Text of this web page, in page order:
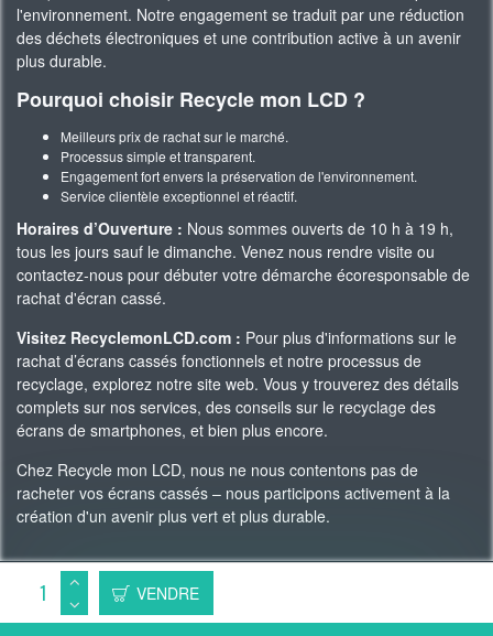
VENDRE
l'environnement. Notre engagement se traduit par une réduction
des déchets électroniques et une contribution active à un avenir
plus durable.
Pourquoi choisir Recycle mon LCD ?
Meilleurs prix de rachat sur le marché.
Processus simple et transparent.
Engagement fort envers la préservation de l'environnement.
Service clientèle exceptionnel et réactif.
Horaires d’Ouverture : Nous sommes ouverts de 10 h à 19 h,
tous les jours sauf le dimanche. Venez nous rendre visite ou
contactez-nous pour débuter votre démarche écoresponsable de
rachat d'écran cassé.
Visitez RecyclemonLCD.com : Pour plus d'informations sur le
rachat d’écrans cassés fonctionnels et notre processus de
recyclage, explorez notre site web. Vous y trouverez des détails
complets sur nos services, des conseils sur le recyclage des
écrans de smartphones, et bien plus encore.
Chez Recycle mon LCD, nous ne nous contentons pas de
racheter vos écrans cassés – nous participons activement à la
création d'un avenir plus vert et plus durable.
Copyright 2023 © Recycle Mon LCD -